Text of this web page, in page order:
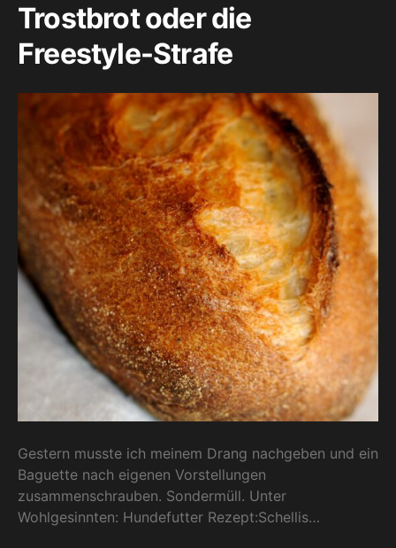
Trostbrot oder die
Freestyle-Strafe
Gestern musste ich meinem Drang nachgeben und ein
Baguette nach eigenen Vorstellungen
zusammenschrauben. Sondermüll. Unter
Wohlgesinnten: Hundefutter Rezept:Schellis…